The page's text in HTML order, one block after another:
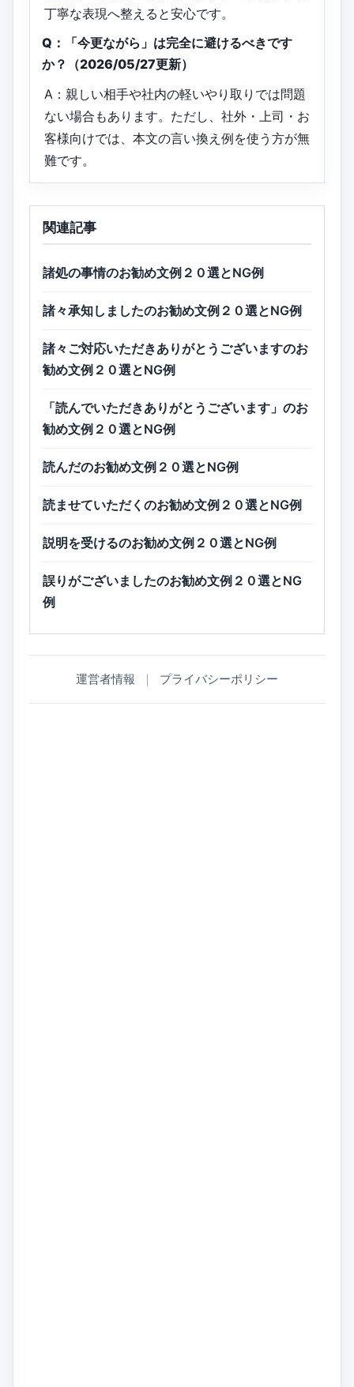
丁寧な表現へ整えると安心です。
Q：「今更ながら」は完全に避けるべきです
か？（2026/05/27更新）
A：親しい相手や社内の軽いやり取りでは問題
ない場合もあります。ただし、社外・上司・お
客様向けでは、本文の言い換え例を使う方が無
難です。
関連記事
諸処の事情のお勧め文例２０選とNG例
諸々承知しましたのお勧め文例２０選とNG例
諸々ご対応いただきありがとうございますのお
勧め文例２０選とNG例
「読んでいただきありがとうございます」のお
勧め文例２０選とNG例
読んだのお勧め文例２０選とNG例
読ませていただくのお勧め文例２０選とNG例
説明を受けるのお勧め文例２０選とNG例
誤りがございましたのお勧め文例２０選とNG
例
運営者情報 ｜ プライバシーポリシー